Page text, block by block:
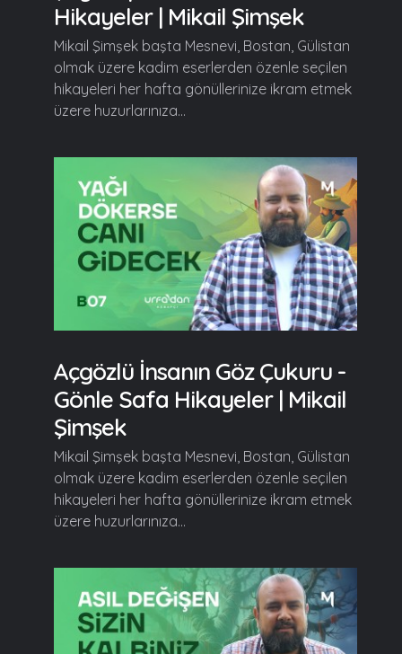
Hikayeler | Mikail Şimşek
Mikail Şimşek başta Mesnevi, Bostan, Gülistan
olmak üzere kadim eserlerden özenle seçilen
hikayeleri her hafta gönüllerinize ikram etmek
üzere huzurlarınıza...
Açgözlü İnsanın Göz Çukuru -
Gönle Safa Hikayeler | Mikail
Şimşek
Mikail Şimşek başta Mesnevi, Bostan, Gülistan
olmak üzere kadim eserlerden özenle seçilen
hikayeleri her hafta gönüllerinize ikram etmek
üzere huzurlarınıza...